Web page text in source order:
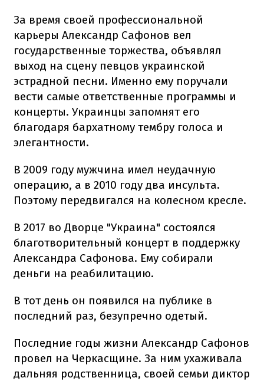
За время своей профессиональной
карьеры Александр Сафонов вел
государственные торжества, объявлял
выход на сцену певцов украинской
эстрадной песни. Именно ему поручали
вести самые ответственные программы и
концерты. Украинцы запомнят его
благодаря бархатному тембру голоса и
элегантности.
В 2009 году мужчина имел неудачную
операцию, а в 2010 году два инсульта.
Поэтому передвигался на колесном кресле.
В 2017 во Дворце "Украина" состоялся
благотворительный концерт в поддержку
Александра Сафонова. Ему собирали
деньги на реабилитацию.
В тот день он появился на публике в
последний раз, безупречно одетый.
Последние годы жизни Александр Сафонов
провел на Черкасщине. За ним ухаживала
дальняя родственница, своей семьи диктор